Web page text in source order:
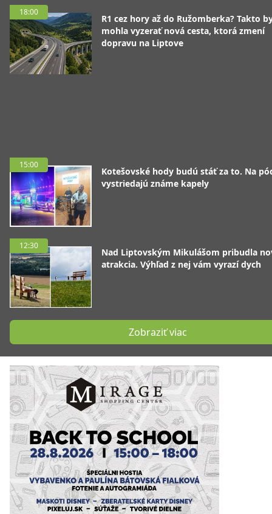
18:00
R1 cez hory až do Ružomberka? Takto
mohla vyzerať nová cesta, ktorá zmení
dopravu na Liptove
15:00
Kotešovské hody budú stáť za to. Na
vystriedajú známe kapely
12:30
Nad Liptovským Mikulášom pribudla
atrakcia. Výhľad z nej vám vyrazí dych
Zobraziť viac